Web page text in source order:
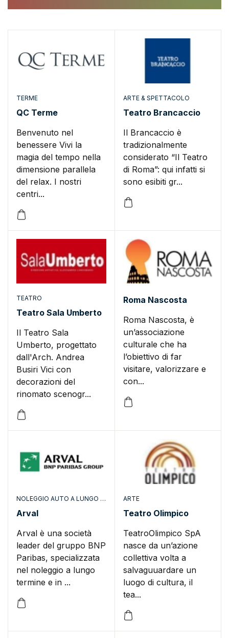
TERME
QC Terme
Benvenuto nel
benessere Vivi la
magia del tempo nella
dimensione parallela
del relax. I nostri
centri...
ARTE & SPETTACOLO
Teatro Brancaccio
Il Brancaccio è
tradizionalmente
considerato “Il Teatro
di Roma”: qui infatti si
sono esibiti gr...
TEATRO
Teatro Sala Umberto
Il Teatro Sala
Umberto, progettato
dall'Arch. Andrea
Busiri Vici con
decorazioni del
rinomato scenogr...
Roma Nascosta
Roma Nascosta, è
un’associazione
culturale che ha
l’obiettivo di far
visitare, valorizzare e
con...
NOLEGGIO AUTO A LUNGO TERMINE
Arval
Arval è una società
leader del gruppo BNP
Paribas, specializzata
nel noleggio a lungo
termine e in ...
ARTE
Teatro Olimpico
TeatroOlimpico SpA
nasce da un’azione
collettiva volta a
salvaguuardare un
luogo di cultura, il
tea...